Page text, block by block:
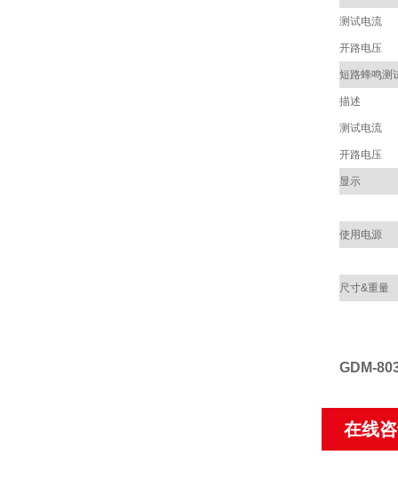
测试电流
开路电压
短路蜂鸣测
描述
测试电流
开路电压
显示
使用电源
尺寸&重量
GDM-
在线